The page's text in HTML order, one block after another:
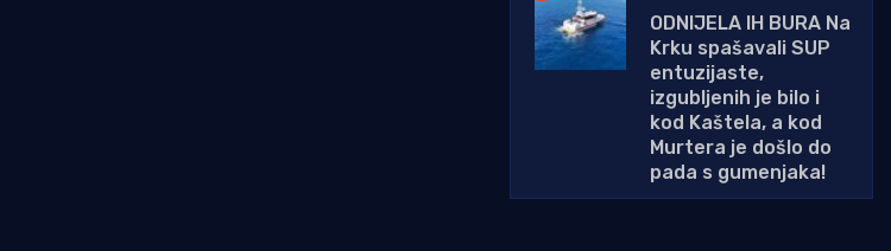
ODNIJELA IH BURA Na
Krku spašavali SUP
entuzijaste,
izgubljenih je bilo i
kod Kaštela, a kod
Murtera je došlo do
pada s gumenjaka!